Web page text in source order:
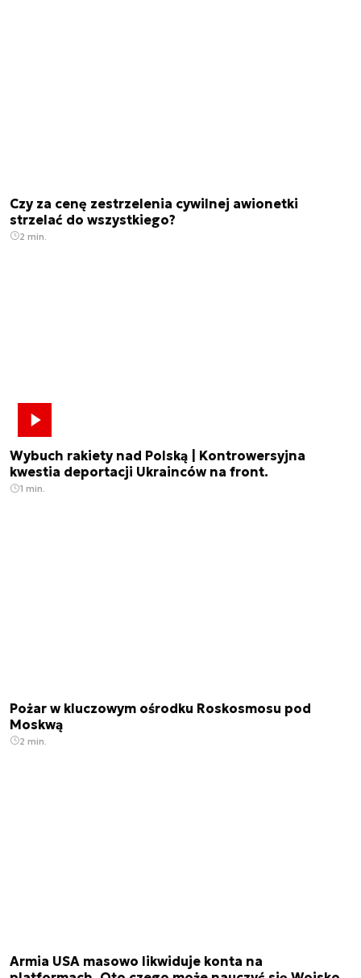
Czy za cenę zestrzelenia cywilnej awionetki
strzelać do wszystkiego?
2 min.
Wybuch rakiety nad Polską | Kontrowersyjna
kwestia deportacji Ukrainców na front.
1 min.
Pożar w kluczowym ośrodku Roskosmosu pod
Moskwą
2 min.
Armia USA masowo likwiduje konta na